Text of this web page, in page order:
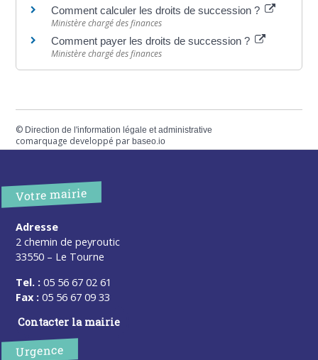
Comment calculer les droits de succession ?
Ministère chargé des finances
Comment payer les droits de succession ?
Ministère chargé des finances
© Direction de l'information légale et administrative
comarquage developpé parbaseo.io
Votre mairie
Adresse
2 chemin de peyroutic
33550 – Le Tourne
Tel. : 05 56 67 02 61
Fax : 05 56 67 09 33
Contacter la mairie
Urgence